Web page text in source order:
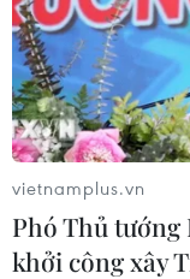
vietnamplus.vn
Phó Thủ tướng
khởi công xây